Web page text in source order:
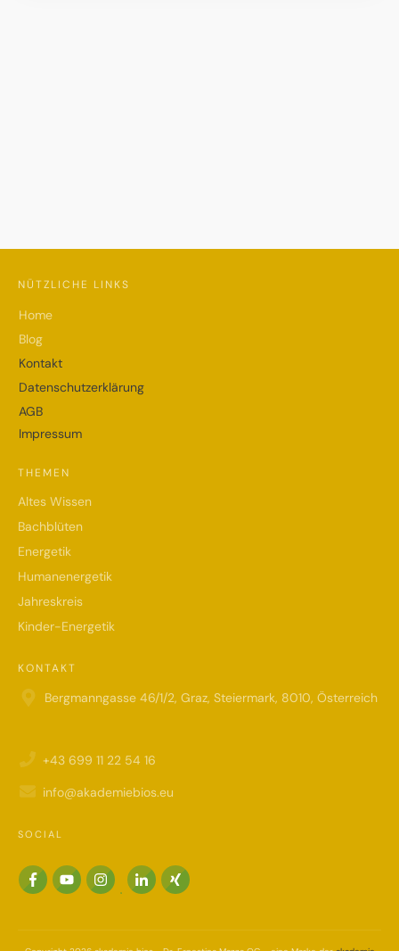
NÜTZLICHE LINKS
Home
Blog
Kontakt
Datenschutzerklärung
AGB
Impressum
THEMEN
Altes Wissen
Bachblüten
Energetik
Humanenergetik
Jahreskreis
Kinder-Energetik
KONTAKT
Bergmanngasse 46/1/2, Graz, Steiermark, 8010, Österreich
+43 699 11 22 54 16
info@akademiebios.eu
SOCIAL